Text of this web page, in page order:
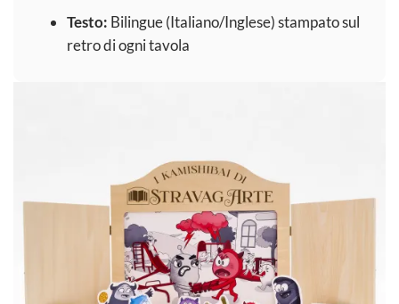
Testo: Bilingue (Italiano/Inglese) stampato sul
retro di ogni tavola